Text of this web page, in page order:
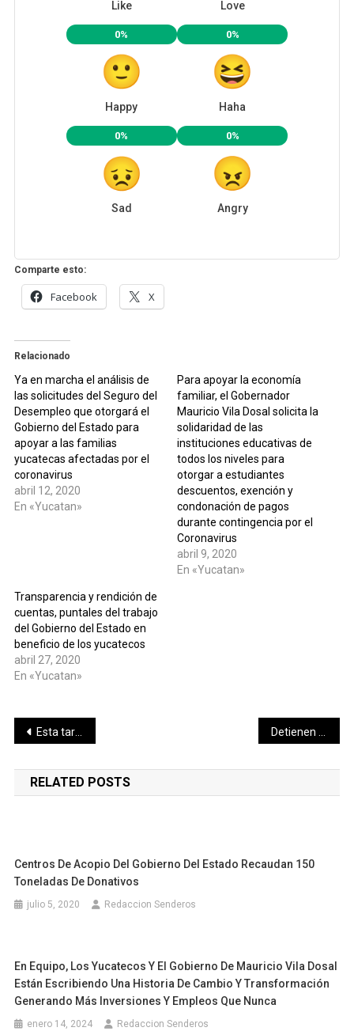
Like Love
0%
Happy
0%
Haha
0%
Sad
0%
Angry
Comparte esto:
Facebook X
Relacionado
Ya en marcha el análisis de
las solicitudes del Seguro del
Desempleo que otorgará el
Gobierno del Estado para
apoyar a las familias
yucatecas afectadas por el
coronavirus
abril 12, 2020
En «Yucatan»
Para apoyar la economía
familiar, el Gobernador
Mauricio Vila Dosal solicita la
solidaridad de las
instituciones educativas de
todos los niveles para
otorgar a estudiantes
descuentos, exención y
condonación de pagos
durante contingencia por el
Coronavirus
abril 9, 2020
En «Yucatan»
Transparencia y rendición de
cuentas, puntales del trabajo
del Gobierno del Estado en
beneficio de los yucatecos
abril 27, 2020
En «Yucatan»
Navegación
de
entradas
Esta tarde se realizó la primera reunión virtual del H. Consejo Técnico del Instituto Mexicano del Seguro Social (IMSS).
RELATED POSTS
Centros De Acopio Del Gobierno Del Estado Recaudan 150
Toneladas De Donativos
julio 5, 2020 Redaccion Senderos
En Equipo, Los Yucatecos Y El Gobierno De Mauricio Vila Dosal
Están Escribiendo Una Historia De Cambio Y Transformación
Generando Más Inversiones Y Empleos Que Nunca
enero 14, 2024 Redaccion Senderos